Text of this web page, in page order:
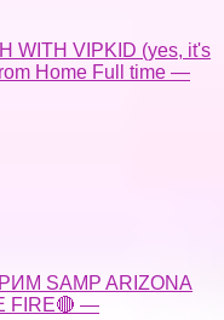
WITH VIPKID (yes, it's
Home Full time —
SAMP ARIZONA
FIRE🔴 —